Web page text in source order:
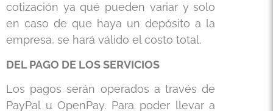
cotización ya qué pueden variar y solo
en caso de que haya un depósito a la
empresa, se hará válido el costo total.
DEL PAGO DE LOS SERVICIOS
Los pagos serán operados a través de
PayPal u OpenPay. Para poder llevar a